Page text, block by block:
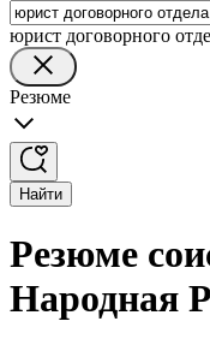
юрист договорного
Резюме
Найти
Резюме
Народная